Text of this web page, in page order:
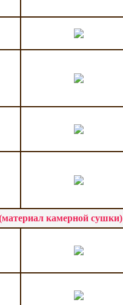
камерной сушки)